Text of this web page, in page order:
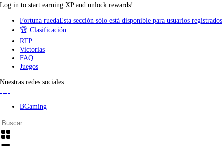
Log in to start earning XP and unlock rewards!
Fortuna ruedaEsta sección sólo está disponible para usuarios registrados
🏆 Clasificación
RTP
Victorias
FAQ
Juegos
Nuestras redes sociales
BGaming